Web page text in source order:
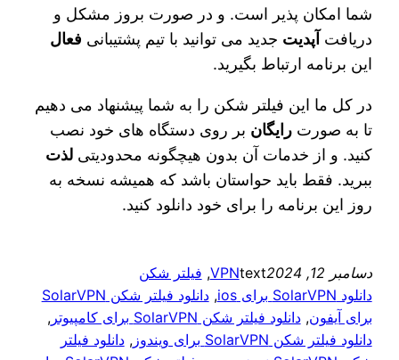
شما امکان‌ پذیر است. و در صورت بروز مشکل و
دریافت آپدیت جدید می‌ توانید با تیم پشتیبانی فعال
این برنامه ارتباط بگیرید.
در کل ما این فیلتر شکن را به شما پیشنهاد می‌ دهیم
تا به صورترایگان بر روی دستگاه‌ های خود نصب
کنید. و از خدمات آن بدون هیچگونه محدودیتیلذت
ببرید. فقط باید حواستان باشد که همیشه نسخه به
روز این برنامه را برای خود دانلود کنید.
دسامبر 12, 2024 text
VPN
, فیلتر شکن
دانلود SolarVPN برای ios
,
دانلود فیلتر شکن SolarVPN
برای آیفون, دانلود فیلتر شکن SolarVPN برای کامپیوتر
,
دانلود فیلتر شکن SolarVPN برای ویندوز
, دانلود فیلتر